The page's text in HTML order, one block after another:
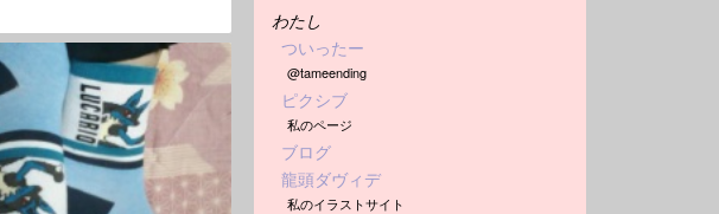
わたし
ついったー
@tameending
ピクシブ
私のページ
ブログ
龍頭ダヴィデ
私のイラストサイト